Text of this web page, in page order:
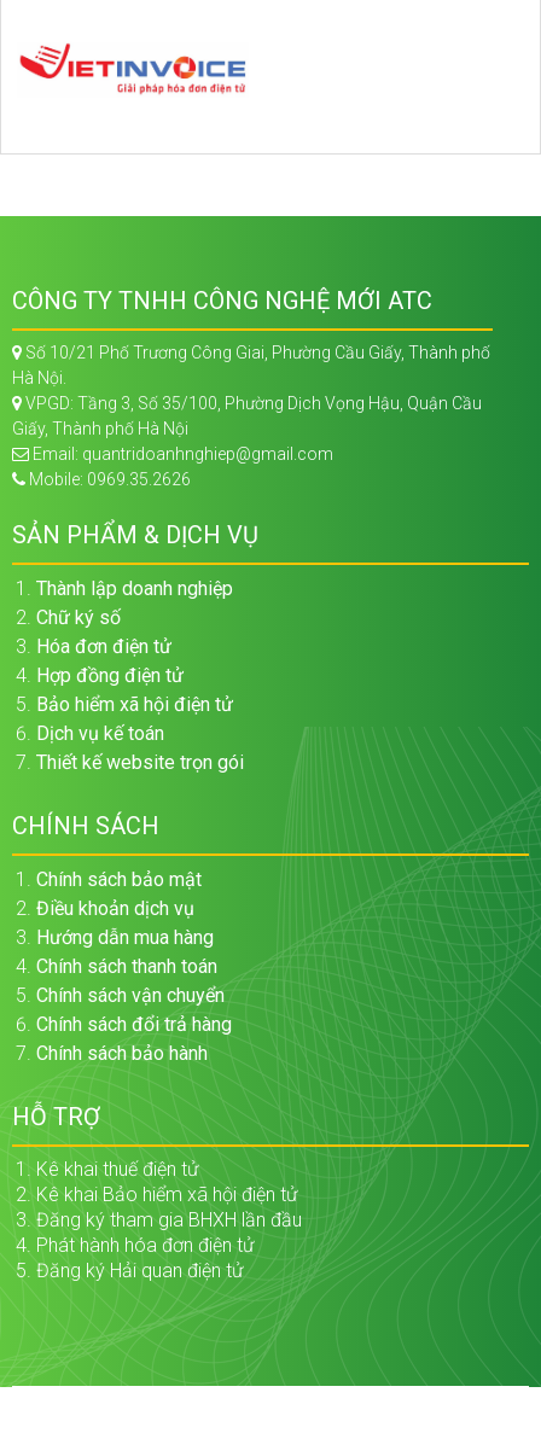
CÔNG TY TNHH CÔNG NGHỆ MỚI ATC
Số 10/21 Phố Trương Công Giai, Phường Cầu Giấy, Thành phố
Hà Nội.
VPGD: Tầng 3, Số 35/100, Phường Dịch Vọng Hậu, Quận Cầu
Giấy, Thành phố Hà Nội
Email: quantridoanhnghiep@gmail.com
Mobile: 0969.35.2626
SẢN PHẨM & DỊCH VỤ
Thành lập doanh nghiệp
Chữ ký số
Hóa đơn điện tử
Hợp đồng điện tử
Bảo hiểm xã hội điện tử
Dịch vụ kế toán
Thiết kế website trọn gói
CHÍNH SÁCH
Chính sách bảo mật
Điều khoản dịch vụ
Hướng dẫn mua hàng
Chính sách thanh toán
Chính sách vận chuyển
Chính sách đổi trả hàng
Chính sách bảo hành
HỖ TRỢ
Kê khai thuế điện tử
Kê khai Bảo hiểm xã hội điện tử
Đăng ký tham gia BHXH lần đầu
Phát hành hóa đơn điện tử
Đăng ký Hải quan điện tử